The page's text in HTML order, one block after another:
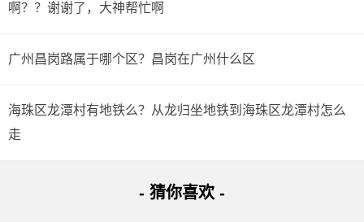
啊？？谢谢了，大神帮忙啊
广州昌岗路属于哪个区？昌岗在广州什么区
海珠区龙潭村有地铁么？从龙归坐地铁到海珠区龙潭村怎么
走
- 猜你喜欢 -